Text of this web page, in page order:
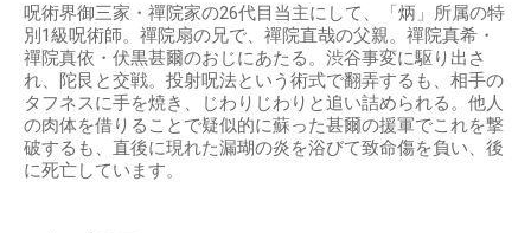
呪術界御三家・禪院家の26代目当主にして、「炳」所属の特
別1級呪術師。禪院扇の兄で、禪院直哉の父親。禪院真希・
禪院真依・伏黒甚爾のおじにあたる。渋谷事変に駆り出さ
れ、陀艮と交戦。投射呪法という術式で翻弄するも、相手の
タフネスに手を焼き、じわりじわりと追い詰められる。他人
の肉体を借りることで疑似的に蘇った甚爾の援軍でこれを撃
破するも、直後に現れた漏瑚の炎を浴びて致命傷を負い、後
に死亡しています。